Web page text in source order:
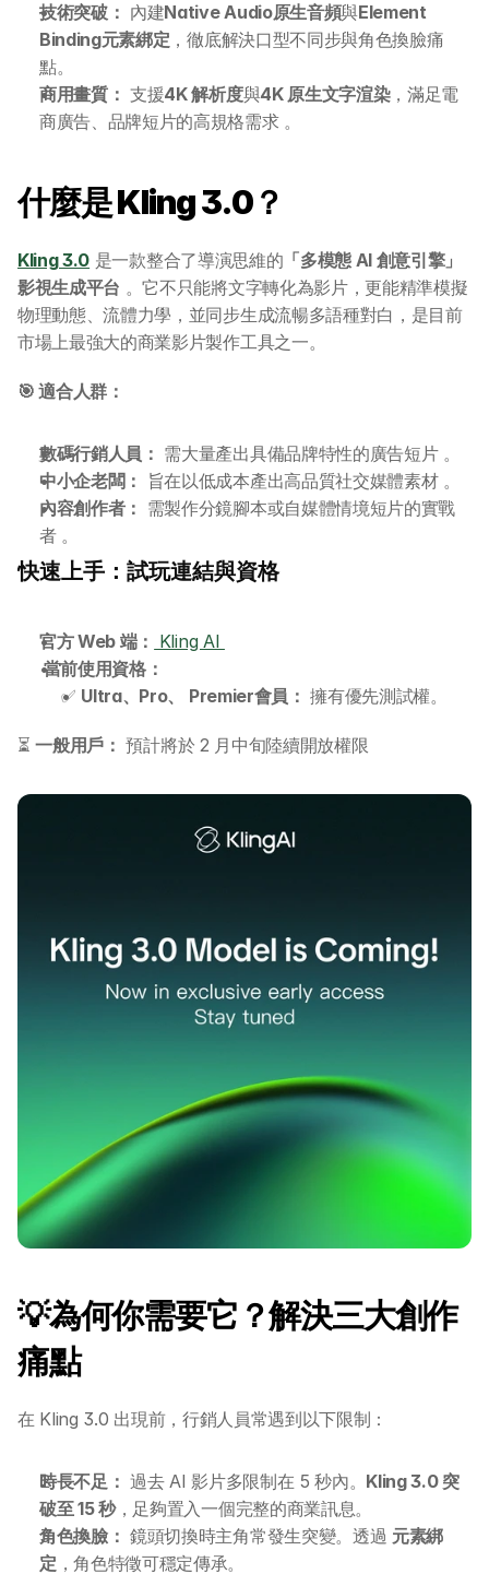
技術突破： 內建Native Audio原生音頻與Element
Binding元素綁定 ，徹底解決口型不同步與角色換臉痛
點。
商用畫質： 支援4K 解析度與4K 原生文字渲染，滿足電
商廣告、品牌短片的高規格需求 。
什麼是 Kling 3.0？
Kling 3.0 是一款整合了導演思維的 「多模態 AI 創意引擎」
影視生成平台 。它不只能將文字轉化為影片，更能精準模擬
物理動態、流體力學，並同步生成流暢多語種對白，是目前
市場上最強大的商業影片製作工具之一。
🎯 適合人群：
數碼行銷人員： 需大量產出具備品牌特性的廣告短片 。
中小企老闆：
旨在以低成本產出高品質社交媒體素材 。
內容創作者： 需製作分鏡腳本或自媒體情境短片的實戰
者 。
快速上手：試玩連結與資格
官方 Web 端： Kling AI
當前使用資格：
✅ Ultra、Pro、 Premier會員： 擁有優先測試權。
⏳ 一般用戶： 預計將於 2 月中旬陸續開放權限
💡為何你需要它？解決三大創作
痛點
在 Kling 3.0 出現前，行銷人員常遇到以下限制：
時長不足： 過去 AI 影片多限制在 5 秒內。 Kling 3.0 突
破至 15 秒，足夠置入一個完整的商業訊息。
角色換臉： 鏡頭切換時主角常發生突變。透過 元素綁
定 ，角色特徵可穩定傳承。